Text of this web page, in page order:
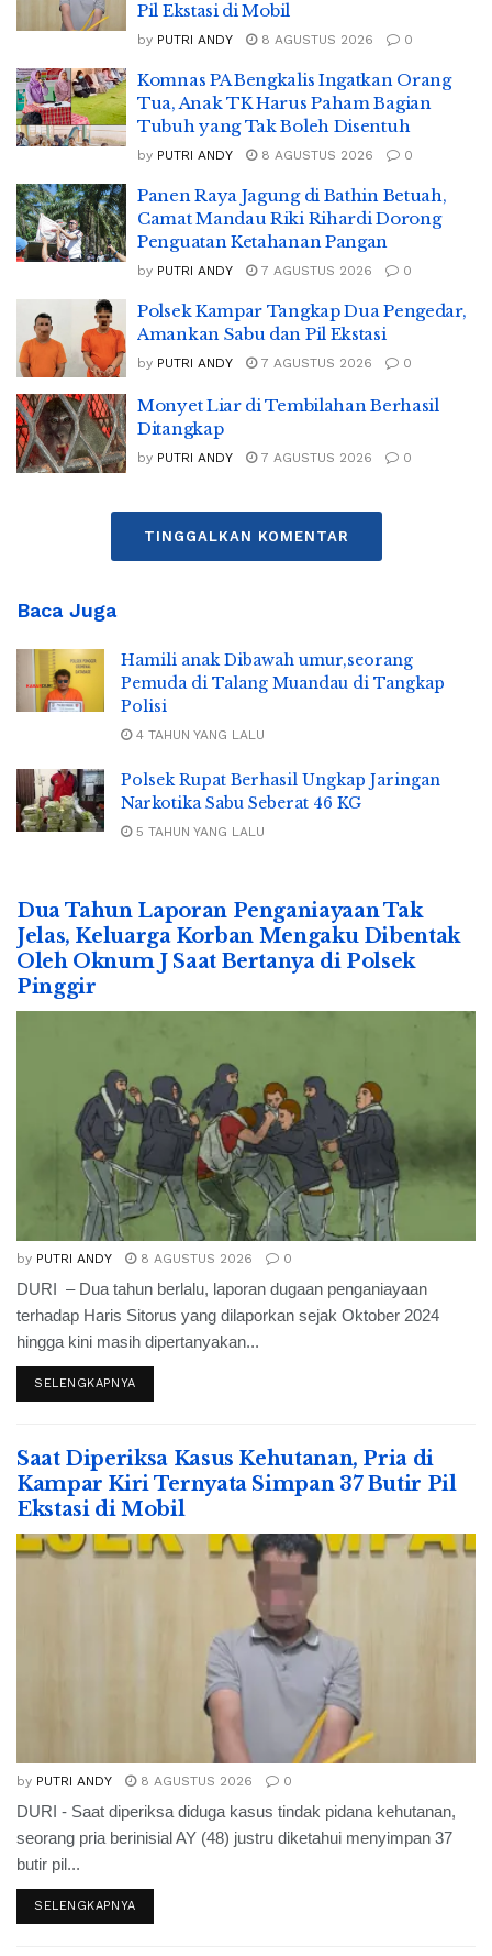
Pil Ekstasi di Mobil
by PUTRI ANDY 8 AGUSTUS 2026 0
Komnas PA Bengkalis Ingatkan Orang
Tua, Anak TK Harus Paham Bagian
Tubuh yang Tak Boleh Disentuh
by PUTRI ANDY 8 AGUSTUS 2026 0
Panen Raya Jagung di Bathin Betuah,
Camat Mandau Riki Rihardi Dorong
Penguatan Ketahanan Pangan
by PUTRI ANDY 7 AGUSTUS 2026 0
Polsek Kampar Tangkap Dua Pengedar,
Amankan Sabu dan Pil Ekstasi
by PUTRI ANDY 7 AGUSTUS 2026 0
Monyet Liar di Tembilahan Berhasil
Ditangkap
by PUTRI ANDY 7 AGUSTUS 2026 0
TINGGALKAN KOMENTAR
Baca Juga
Hamili anak Dibawah umur,seorang
Pemuda di Talang Muandau di Tangkap
Polisi
4 TAHUN YANG LALU
Polsek Rupat Berhasil Ungkap Jaringan
Narkotika Sabu Seberat 46 KG
5 TAHUN YANG LALU
Dua Tahun Laporan Penganiayaan Tak
Jelas, Keluarga Korban Mengaku Dibentak
Oleh Oknum J Saat Bertanya di Polsek
Pinggir
by PUTRI ANDY 8 AGUSTUS 2026 0
DURI – Dua tahun berlalu, laporan dugaan penganiayaan
terhadap Haris Sitorus yang dilaporkan sejak Oktober 2024
hingga kini masih dipertanyakan...
SELENGKAPNYA
Saat Diperiksa Kasus Kehutanan, Pria di
Kampar Kiri Ternyata Simpan 37 Butir Pil
Ekstasi di Mobil
by PUTRI ANDY 8 AGUSTUS 2026 0
DURI - Saat diperiksa diduga kasus tindak pidana kehutanan,
seorang pria berinisial AY (48) justru diketahui menyimpan 37
butir pil...
SELENGKAPNYA